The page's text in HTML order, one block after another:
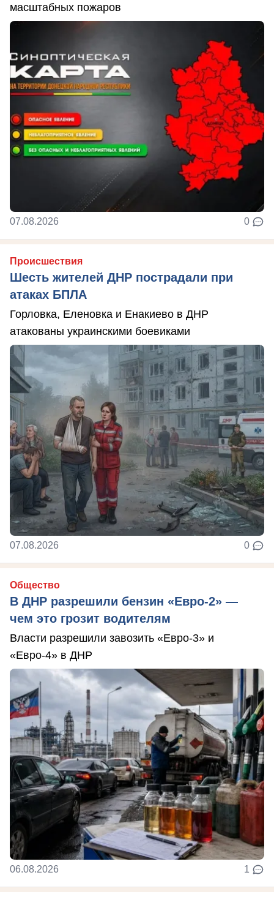
масштабных пожаров
07.08.2026 0
Происшествия
Шесть жителей ДНР пострадали при
атаках БПЛА
Горловка, Еленовка и Енакиево в ДНР
атакованы украинскими боевиками
07.08.2026 0
Общество
В ДНР разрешили бензин «Евро-2» —
чем это грозит водителям
Власти разрешили завозить «Евро-3» и
«Евро-4» в ДНР
06.08.2026 1